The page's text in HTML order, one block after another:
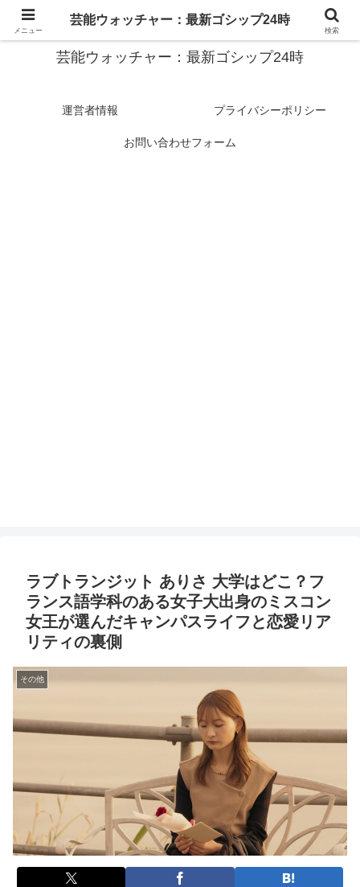
スターたちの裏側を徹底追跡！話題のゴシップがここに集結
芸能ウォッチャー：最新ゴシップ24時
運営者情報 プライバシーポリシー
お問い合わせフォーム
ラブトランジット ありさ 大学はどこ？フ
ランス語学科のある女子大出身のミスコン
女王が選んだキャンパスライフと恋愛リア
リティの裏側
その他
メニュー
芸能ウォッチャー：最新ゴシップ24時
検索